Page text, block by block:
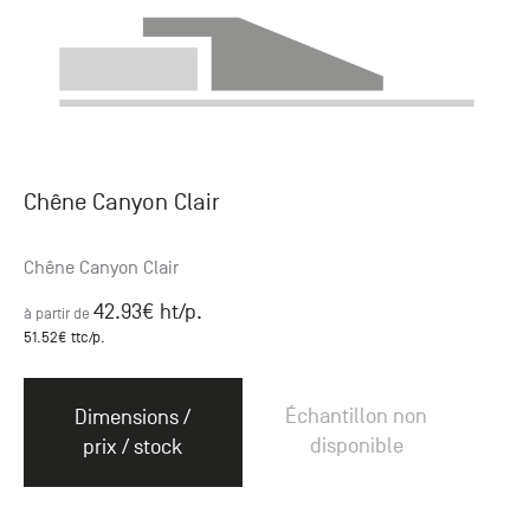
Chêne Canyon Clair
Chêne Canyon Clair
à partir de 42.93€ ht/p.
51.52€ ttc/p.
Dimensions /
prix / stock
Échantillon non
disponible